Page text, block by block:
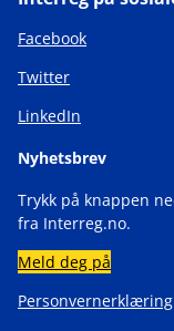
Facebook
Twitter
LinkedIn
Nyhetsbrev
Trykk på knappen
fra Interreg.no.
Meld deg på
Personvernerklæring